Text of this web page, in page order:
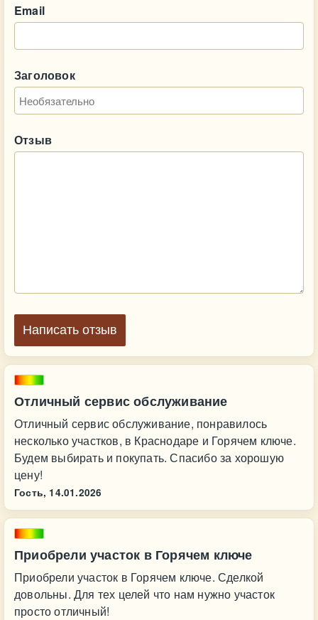
Отличный сервис обслуживание
Отличный сервис обслуживание, понравилось
несколько участков, в Краснодаре и Горячем ключе.
Будем выбирать и покупать. Спасибо за хорошую
цену!
Гость, 14.01.2026
Приобрели участок в Горячем ключе
Приобрели участок в Горячем ключе. Сделкой
довольны. Для тех целей что нам нужно участок
просто отличный!
Email
Заголовок
Отзыв
Написать отзыв